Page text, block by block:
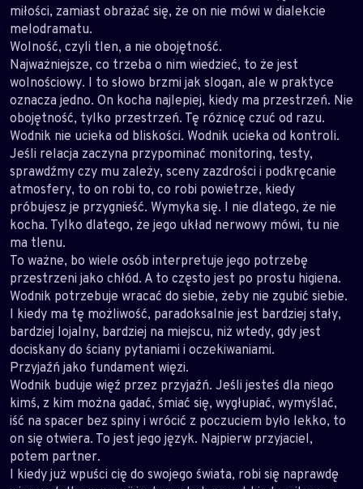
miłości, zamiast obrażać się, że on nie mówi w dialekcie
melodramatu.
Wolność, czyli tlen, a nie obojętność.
Najważniejsze, co trzeba o nim wiedzieć, to że jest
wolnościowy. I to słowo brzmi jak slogan, ale w praktyce
oznacza jedno. On kocha najlepiej, kiedy ma przestrzeń. Nie
obojętność, tylko przestrzeń. Tę różnicę czuć od razu.
Wodnik nie ucieka od bliskości. Wodnik ucieka od kontroli.
Jeśli relacja zaczyna przypominać monitoring, testy,
sprawdźmy czy mu zależy, sceny zazdrości i podkręcanie
atmosfery, to on robi to, co robi powietrze, kiedy
próbujesz je przygnieść. Wymyka się. I nie dlatego, że nie
kocha. Tylko dlatego, że jego układ nerwowy mówi, tu nie
ma tlenu.
To ważne, bo wiele osób interpretuje jego potrzebę
przestrzeni jako chłód. A to często jest po prostu higiena.
Wodnik potrzebuje wracać do siebie, żeby nie zgubić siebie.
I kiedy ma tę możliwość, paradoksalnie jest bardziej stały,
bardziej lojalny, bardziej na miejscu, niż wtedy, gdy jest
dociskany do ściany pytaniami i oczekiwaniami.
Przyjaźń jako fundament więzi.
Wodnik buduje więź przez przyjaźń. Jeśli jesteś dla niego
kimś, z kim można gadać, śmiać się, wygłupiać, wymyślać,
iść na spacer bez spiny i wrócić z poczuciem było lekko, to
on się otwiera. To jest jego język. Najpierw przyjaciel,
potem partner.
I kiedy już wpuści cię do swojego świata, robi się naprawdę